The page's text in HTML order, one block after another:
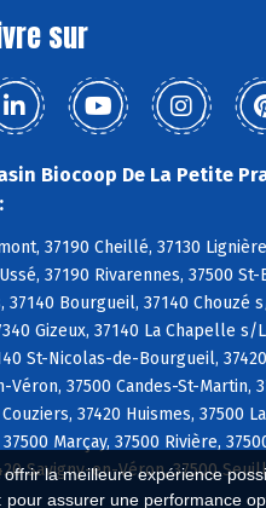
la meilleure expérience
pour assurer une performance
sur
Biocoop De La Petite
37190 Cheillé, 37130
37190 Rivarennes, 37500
37140 Bourgueil, 37140 Chouzé
Gizeux, 37140 La Chapelle s/
St-Nicolas-de-Bourgueil,
Véron, 37500 Candes-St-Martin,
Couziers, 37420 Huismes, 37500
Marçay, 37500 Rivière,
Savigny-en-Véron, 37500